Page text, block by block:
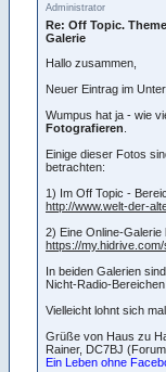
Administrator
Re: Off Topic.
Galerie
Hallo zusammen,
Neuer Eintrag im
Wumpus hat ja - wie
Fotografieren
Einige dieser Fotos
betrachten:
1) Im Off Topic -
http://www.welt-der-
2) Eine Online-Galerie
https://
In beiden Galerien
Nicht-Radio-
Vielleicht lohnt sich
Grüße von Haus zu
Rainer, DC7BJ
Ein Leben ohne